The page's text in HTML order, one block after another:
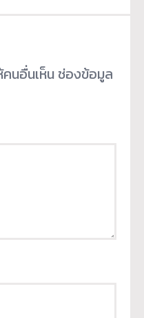
นอื่นเห็น ช่องข้อมูล